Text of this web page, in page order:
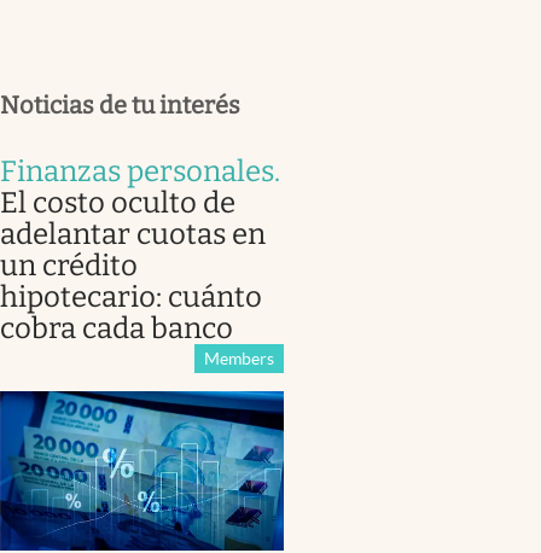
Noticias de tu interés
Finanzas personales.
El costo oculto de
adelantar cuotas en
un crédito
hipotecario: cuánto
cobra cada banco
Members